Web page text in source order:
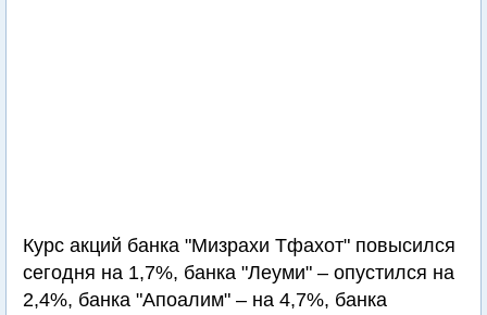
Курс акций банка "Мизрахи Тфахот" повысился
сегодня на 1,7%, банка "Леуми" – опустился на
2,4%, банка "Апоалим" – на 4,7%, банка